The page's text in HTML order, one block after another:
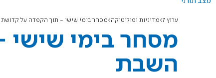
ערוץ 7 מדיניות ופוליטיקה מסחר בימי שישי - תוך הקפדה על
מסחר בימי
השבת